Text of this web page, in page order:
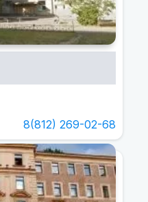
8(812) 269-02-68